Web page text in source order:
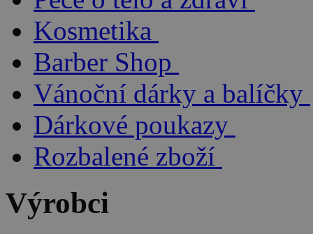
Kosmetika
Barber Shop
Vánoční dárky a balíčky
Dárkové poukazy
Rozbalené zboží
Výrobci